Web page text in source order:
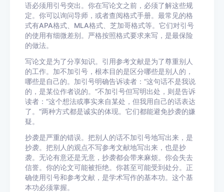
语必须用引号突出。你在写论文之前，必须了解这些规
定。你可以询问导师，或者查阅格式手册。最常见的格
式有APA格式、MLA格式、芝加哥格式等。它们对引号
的使用有细微差别。严格按照格式要求来写，是最保险
的做法。
写论文是为了分享知识。引用参考文献是为了尊重别人
的工作。加不加引号，根本目的是区分哪些是别人的，
哪些是自己的。加引号明确告诉读者：“这句话不是我说
的，是某位作者说的。”不加引号但写明出处，则是告诉
读者：“这个想法或事实来自某处，但我用自己的话表达
了。”两种方式都是诚实的体现。它们都能避免抄袭的嫌
疑。
抄袭是严重的错误。把别人的话不加引号地写出来，是
抄袭。把别人的观点不写参考文献地写出来，也是抄
袭。无论有意还是无意，抄袭都会带来麻烦。你会失去
信誉。你的论文可能被拒绝。你甚至可能受到处分。正
确使用引号和参考文献，是学术写作的基本功。这个基
本功必须掌握。